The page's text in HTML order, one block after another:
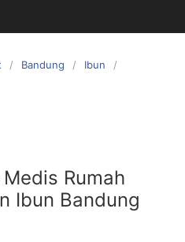
Bandung
Ibun
Rumah
Ibun Bandung